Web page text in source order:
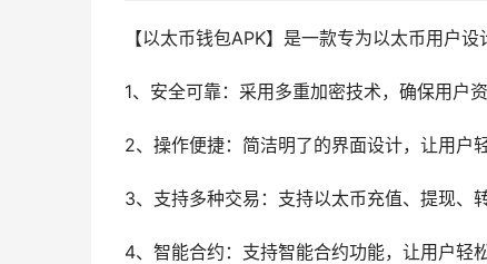
【以太币钱包APK】是一款专为以太币用户
1、安全可靠：采用多重加密技术，确保用户资
2、操作便捷：简洁明了的界面设计，让用户
3、支持多种交易：支持以太币充值、提现、
4、智能合约：支持智能合约功能，让用户轻